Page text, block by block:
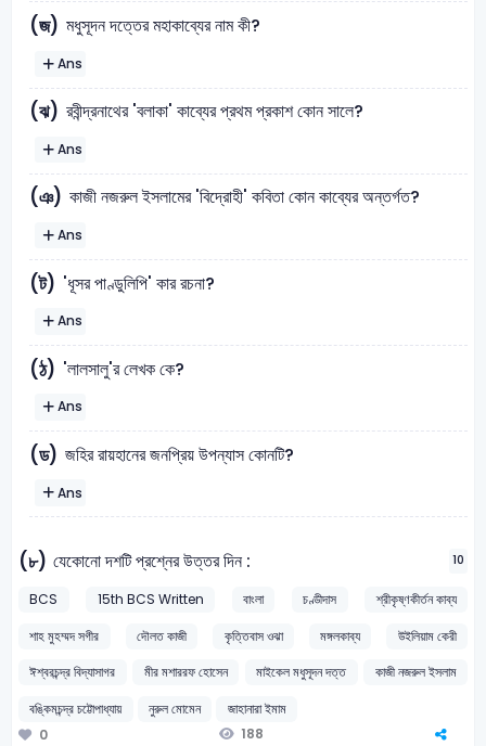
(জ) মধুসূদন দত্তের মহাকাব্যের নাম কী?
Ans
(ঝ) রবীন্দ্রনাথের 'বলাকা' কাব্যের প্রথম প্রকাশ কোন সালে?
Ans
(ঞ) কাজী নজরুল ইসলামের 'বিদ্রোহী' কবিতা কোন কাব্যের অন্তর্গত?
Ans
(ট) 'ধূসর পাণ্ডুলিপি' কার রচনা?
Ans
(ঠ) 'লালসালু'র লেখক কে?
Ans
(ড) জহির রায়হানের জনপ্রিয় উপন্যাস কোনটি?
Ans
(৮) যেকোনাে দশটি প্রশ্নের উত্তর দিন : 10
BCS 15th BCS Written বাংলা চণ্ডীদাস
শ্রীকৃষ্ণকীর্তন কাব্য
শাহ মুহম্মদ সগীর
দৌলত কাজী কৃত্তিবাস ওঝা মঙ্গলকাব্য
উইলিয়াম কেরী
ঈশ্বরচন্দ্র বিদ্যাসাগর
মীর মশাররফ হোসেন মাইকেল মধুসূদন দত্ত
কাজী নজরুল ইসলাম
বঙ্কিমচন্দ্র চট্টোপাধ্যায়
নুরুল মোমেন
জাহানারা ইমাম
0
188